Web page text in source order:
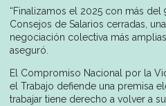
“Finalizamos el 2025 con más del
Consejos de Salarios cerradas,
negociación colectiva más
aseguró.
El Compromiso Nacional por la
el Trabajo defiende una premisa
trabajar tiene derecho a volver a